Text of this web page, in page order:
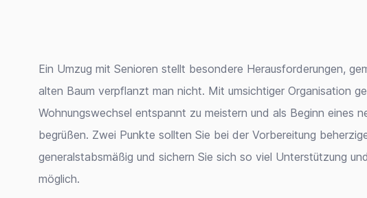
Ein Umzug mit Senioren stellt besondere Herausforderungen,
alten Baum verpflanzt man nicht. Mit umsichtiger Organisation
Wohnungswechsel entspannt zu meistern und als Beginn eines
begrüßen. Zwei Punkte sollten Sie bei der Vorbereitung
generalstabsmäßig und sichern Sie sich so viel Unterstützung
möglich.